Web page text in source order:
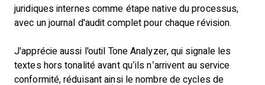
juridiques internes comme étape native du processus,
avec un journal d'audit complet pour chaque révision.
J'apprécie aussi l'outil Tone Analyzer, qui signale les
textes hors tonalité avant qu’ils n’arrivent au service
conformité, réduisant ainsi le nombre de cycles de